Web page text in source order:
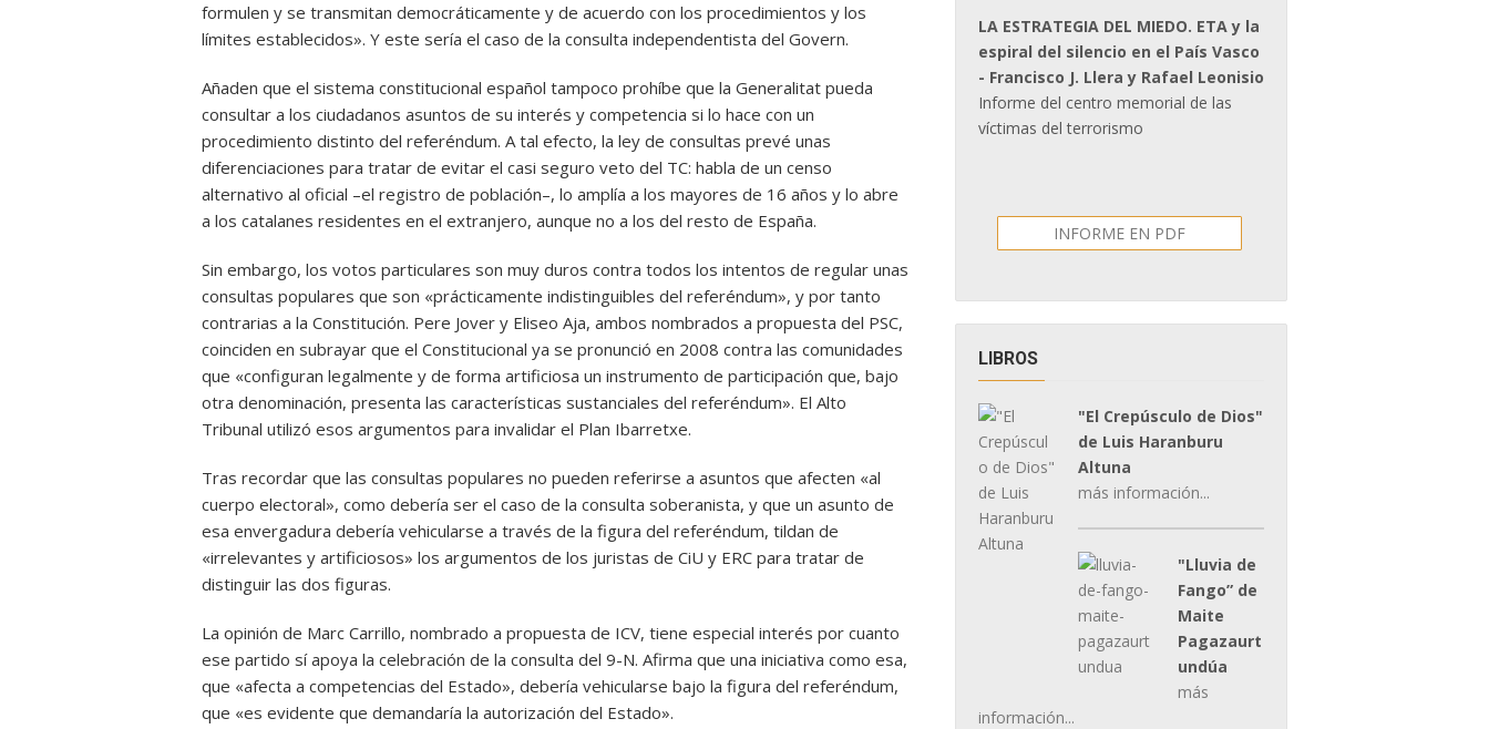
formulen y se transmitan democráticamente y de acuerdo con los procedimientos y los
límites establecidos». Y este sería el caso de la consulta independentista del Govern.
Añaden que el sistema constitucional español tampoco prohíbe que la Generalitat pueda
consultar a los ciudadanos asuntos de su interés y competencia si lo hace con un
procedimiento distinto del referéndum. A tal efecto, la ley de consultas prevé unas
diferenciaciones para tratar de evitar el casi seguro veto del TC: habla de un censo
alternativo al oficial –el registro de población–, lo amplía a los mayores de 16 años y lo abre
a los catalanes residentes en el extranjero, aunque no a los del resto de España.
Sin embargo, los votos particulares son muy duros contra todos los intentos de regular unas
consultas populares que son «prácticamente indistinguibles del referéndum», y por tanto
contrarias a la Constitución. Pere Jover y Eliseo Aja, ambos nombrados a propuesta del PSC,
coinciden en subrayar que el Constitucional ya se pronunció en 2008 contra las comunidades
que «configuran legalmente y de forma artificiosa un instrumento de participación que, bajo
otra denominación, presenta las características sustanciales del referéndum». El Alto
Tribunal utilizó esos argumentos para invalidar el Plan Ibarretxe.
Tras recordar que las consultas populares no pueden referirse a asuntos que afecten «al
cuerpo electoral», como debería ser el caso de la consulta soberanista, y que un asunto de
esa envergadura debería vehicularse a través de la figura del referéndum, tildan de
«irrelevantes y artificiosos» los argumentos de los juristas de CiU y ERC para tratar de
distinguir las dos figuras.
La opinión de Marc Carrillo, nombrado a propuesta de ICV, tiene especial interés por cuanto
ese partido sí apoya la celebración de la consulta del 9-N. Afirma que una iniciativa como esa,
que «afecta a competencias del Estado», debería vehicularse bajo la figura del referéndum,
que «es evidente que demandaría la autorización del Estado».
LA ESTRATEGIA DEL MIEDO. ETA y la
espiral del silencio en el País Vasco
- Francisco J. Llera y Rafael Leonisio
Informe del centro memorial de las
víctimas del terrorismo
INFORME EN PDF
LIBROS
"El Crepúsculo de Dios"
de Luis Haranburu
Altuna
más información...
"Lluvia de
Fango” de
Maite
Pagazaurt
undúa
más
información...